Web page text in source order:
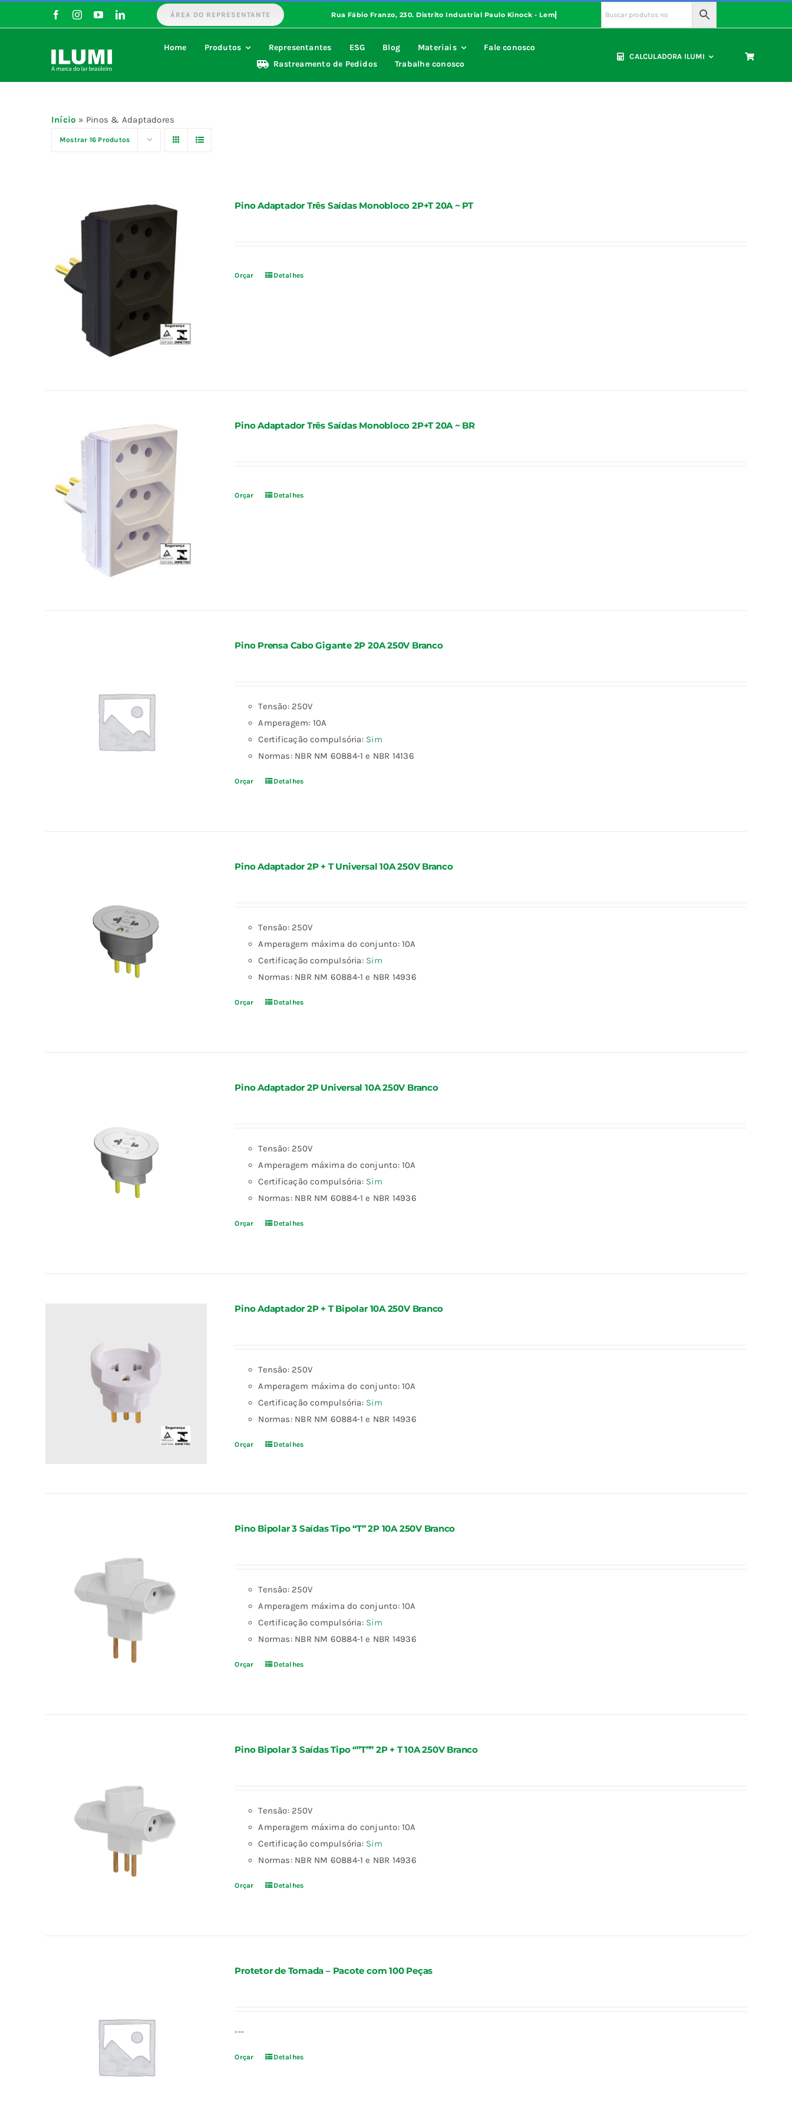
ÁREA DO REPRESENTANTE
Home Produtos Representantes ESG Blog Materiais
Fale conosco
Rastreamento de Pedidos
Trabalhe conosco
CALCULADORA ILUMI
Início » Pinos & Adaptadores
Mostrar 16 Produtos
Pino Adaptador Três Saídas Monobloco 2P+T 20A ~ PT
Orçar Detalhes
Pino Adaptador Três Saídas Monobloco 2P+T 20A ~ BR
Orçar Detalhes
Pino Prensa Cabo Gigante 2P 20A 250V Branco
Tensão: 250V
Amperagem: 10A
Certificação compulsória: Sim
Normas: NBR NM 60884-1 e NBR 14136
Orçar Detalhes
Pino Adaptador 2P + T Universal 10A 250V Branco
Tensão: 250V
Amperagem máxima do conjunto: 10A
Certificação compulsória: Sim
Normas: NBR NM 60884-1 e NBR 14936
Orçar Detalhes
Pino Adaptador 2P Universal 10A 250V Branco
Tensão: 250V
Amperagem máxima do conjunto: 10A
Certificação compulsória: Sim
Normas: NBR NM 60884-1 e NBR 14936
Orçar Detalhes
Pino Adaptador 2P + T Bipolar 10A 250V Branco
Tensão: 250V
Amperagem máxima do conjunto: 10A
Certificação compulsória: Sim
Normas: NBR NM 60884-1 e NBR 14936
Orçar Detalhes
Pino Bipolar 3 Saídas Tipo “T” 2P 10A 250V Branco
Tensão: 250V
Amperagem máxima do conjunto: 10A
Certificação compulsória: Sim
Normas: NBR NM 60884-1 e NBR 14936
Orçar Detalhes
Pino Bipolar 3 Saídas Tipo “”T”” 2P + T 10A 250V Branco
Tensão: 250V
Amperagem máxima do conjunto: 10A
Certificação compulsória: Sim
Normas: NBR NM 60884-1 e NBR 14936
Orçar Detalhes
Protetor de Tomada – Pacote com 100 Peças
---
Orçar Detalhes